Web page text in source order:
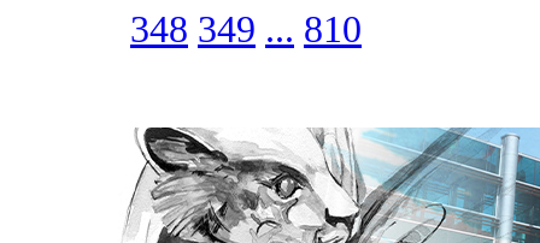
348 349 ... 810